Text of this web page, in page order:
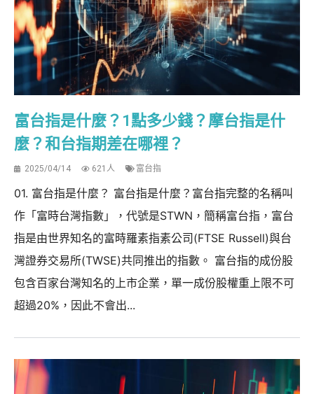
富台指是什麼？1點多少錢？摩台指是什
麼？和台指期差在哪裡？
2025/04/14 621人 富台指
01. 富台指是什麼？ 富台指是什麼？富台指完整的名稱叫
作「富時台灣指數」，代號是STWN，簡稱富台指，富台
指是由世界知名的富時羅素指素公司(FTSE Russell)與台
灣證券交易所(TWSE)共同推出的指數。 富台指的成份股
包含百家台灣知名的上市企業，單一成份股權重上限不可
超過20%，因此不會出...